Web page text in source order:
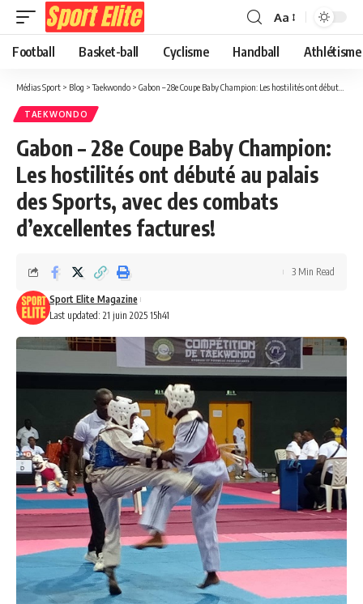
Aa
Football Basket-ball Cyclisme Handball Athlétisme
Médias Sport > Blog >Taekwondo > Gabon – 28e Coupe Baby Champion: Les hostilités ont débuté au palais des Sports, avec des combats d’excellentes factures!
TAEKWONDO
Gabon – 28e Coupe Baby Champion:
Les hostilités ont débuté au palais
des Sports, avec des combats
d’excellentes factures!
Last updated: 21 juin 2025 15h41
Sport Elite Magazine
3 Min Read